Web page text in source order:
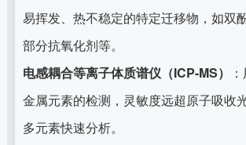
易挥发、热不稳定的特定迁移物，如双
部分抗氧化剂等。
电感耦合等离子体质谱仪（ICP-MS）
金属元素的检测，灵敏度远超原子吸收
多元素快速分析。